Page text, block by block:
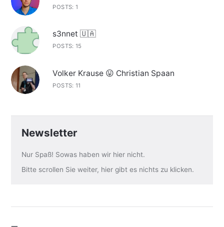
POSTS: 1
s3nnet 🇺🇦
POSTS: 15
Volker Krause 😛 Christian Spaan
POSTS: 11
Newsletter
Nur Spaß! Sowas haben wir hier nicht.
Bitte scrollen Sie weiter, hier gibt es nichts zu klicken.